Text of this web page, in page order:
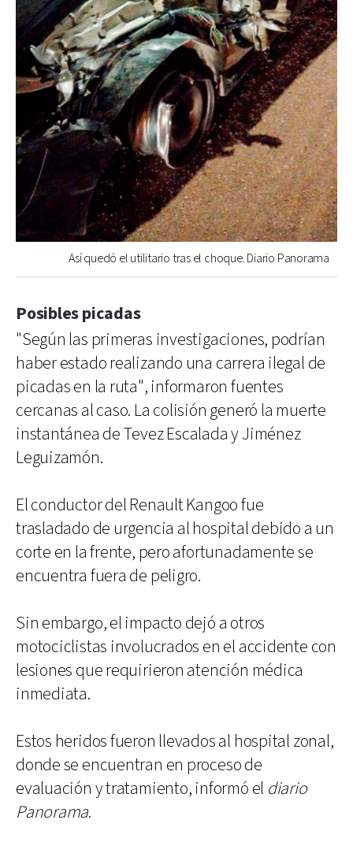
Así quedó el utilitario tras el choque. Diario Panorama
Posibles picadas
"Según las primeras investigaciones, podrían
haber estado realizando una carrera ilegal de
picadas en la ruta", informaron fuentes
cercanas al caso. La colisión generó la muerte
instantánea de Tevez Escalada y Jiménez
Leguizamón.
El conductor del Renault Kangoo fue
trasladado de urgencia al hospital debido a un
corte en la frente, pero afortunadamente se
encuentra fuera de peligro.
Sin embargo, el impacto dejó a otros
motociclistas involucrados en el accidente con
lesiones que requirieron atención médica
inmediata.
Estos heridos fueron llevados al hospital zonal,
donde se encuentran en proceso de
evaluación y tratamiento, informó el diario
Panorama.